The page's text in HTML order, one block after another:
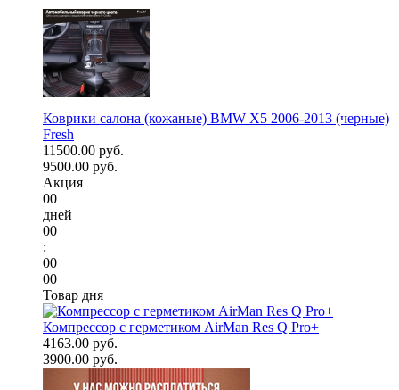
Коврики салона (кожаные) BMW X5 2006-2013 (черные)
Fresh
11500.00 руб.
9500.00 руб.
Акция
00
дней
00
:
00
00
Товар дня
Компрессор с герметиком AirMan Res Q Pro+
4163.00 руб.
3900.00 руб.